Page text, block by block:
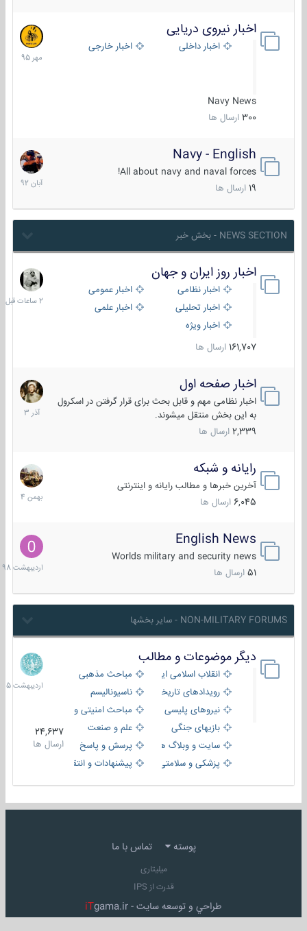
اخبار نیروی دریایی
اخبار داخلی اخبار خارجی
Navy News
300 ارسال ها
27
مهر
1395
Navy - English
All about navy and naval forces!
ارسال ها
22
آبان
1392
NEWS SECTION - بخش خبر
اخبار روز ایران و جهان
اخبار نظامی
اخبار عمومی
اخبار تحلیلی
اخبار علمی
اخبار ویژه
161,707 ارسال ها
2
ساعات
قبل
اخبار صفحه اول
اخبار نظامی مهم و قابل بحث برای قرار گرفتن در اسکرول
به این بخش منتقل میشوند.
2,339 ارسال ها
7
آذر
1403
رایانه و شبکه
آخرین خبرها و مطالب رایانه و اینترنتی
6,045 ارسال ها
30
بهمن
1404
English News
Worlds military and security news
51 ارسال ها
10
1398
NON-MILITARY FORUMS - سایر بخشها
دیگر موضوعات و مطالب
انقلاب اسلامی ایران
مباحث مذهبی
رویدادهای تاریخی و مذهبیناسیونالیسم
نیروهای پلیسی
مباحث امنیتی و اطلاعاتی
بازیهای جنگی
علم و صنعت
سایت و وبلاگ ها
پرسش و پاسخ
پزشکی و سلامتی
پیشنهادات و انتقادات
24,637
ارسال ها
8
1405
پوسته تماس با ما
میلیتاری
قدرت از IPS
طراحي و توسعه سايت - iTgama.ir